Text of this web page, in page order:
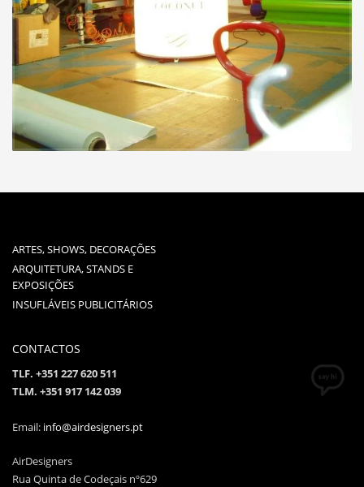
ARTES, SHOWS, DECORAÇÕES
ARQUITETURA, STANDS E
EXPOSIÇÕES
INSUFLÁVEIS PUBLICITÁRIOS
CONTACTOS
TLF. +351 227 620 511
TLM. +351 917 142 039
Email: info@airdesigners.pt
AirDesigners
Rua Quinta de Codeçais nº629